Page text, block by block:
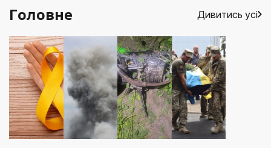
Головне Дивитись усі